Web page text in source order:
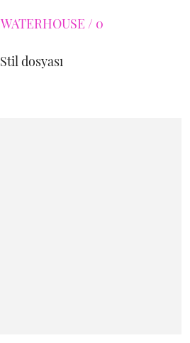
Stil dosyası